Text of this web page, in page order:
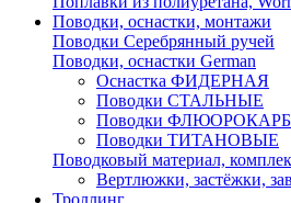
Поводки, оснастки, монтажи
Поводки Серебрянный ручей
Поводки, оснастки German
Оснастка ФИДЕРНАЯ
Поводки СТАЛЬНЫЕ
Поводки
Поводки ТИТАНОВЫЕ
Поводковый материал,
Вертлюжки, застёжки,
Троллинг